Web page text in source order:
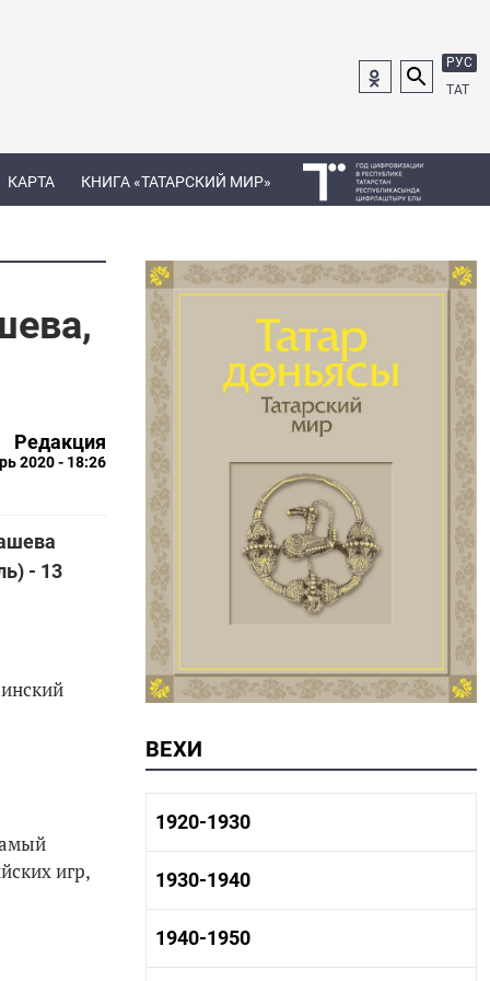
РУС
ТАТ
КАРТА КНИГА «ТАТАРСКИЙ МИР»
Редакция
2020 - 18:26
- 13
игр,
ВЕХИ
1920-1930
1920-1930 история
1920-1930 культура
1930-1940
1930-1940 история
1930-1940 культура
1940-1950